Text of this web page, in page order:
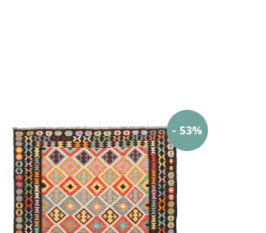
- 53%